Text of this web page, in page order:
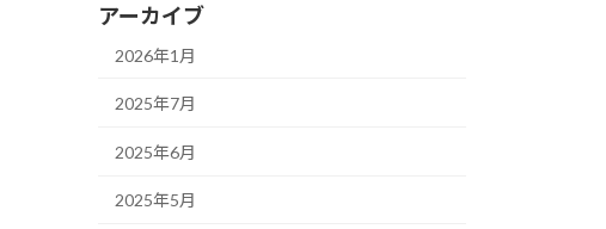
アーカイブ
2026年1月
2025年7月
2025年6月
2025年5月